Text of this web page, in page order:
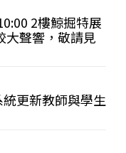
2樓鯨掘特展
大聲響，敬請見
更新教師與學生